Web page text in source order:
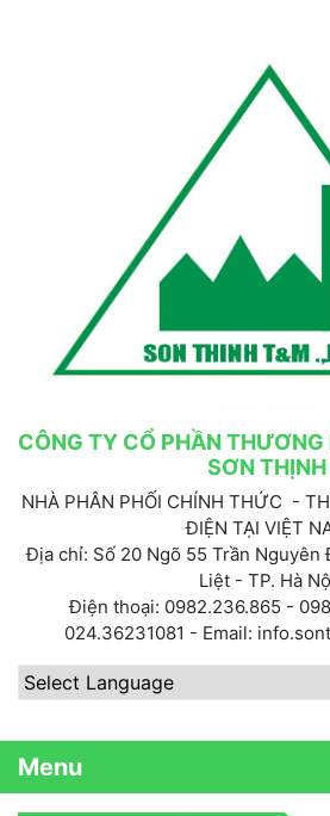
CÔNG TY CỔ PHẦN
SƠN THỊNH
NHÀ PHÂN PHỐI CHÍNH THỨC -
ĐIỆN TẠI VIỆT
Địa chỉ: Số 20 Ngõ 55 Trần Nguyên
Liệt - TP. Hà
Điện thoại: 0982.236.865 -
024.36231081 - Email:
Menu